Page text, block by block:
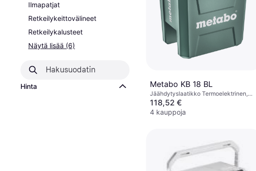
Ilmapatjat
Retkeilykeittovälineet
Retkeilykalusteet
Näytä lisää (6)
Hinta Metabo KB 18 BL
Jäähdytyslaatikko Termoelektrinen,
Muovia
118,52 €
4 kauppoja